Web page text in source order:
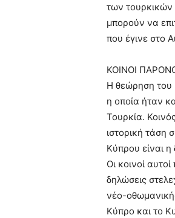
των τουρκικών
μπορούν να
που έγινε στο
ΚΟΙΝΟΙ
Η θεώρηση του
η οποία ήταν
Τουρκία.
ιστορική τάση
Κύπρου είναι
Οι κοινοί
δηλώσεις
νέο-
Κύπρο και το